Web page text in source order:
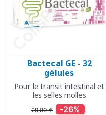
Bactecal GE - 32
gélules
Pour le transit intestinal et
les selles molles
29,80 € -26%